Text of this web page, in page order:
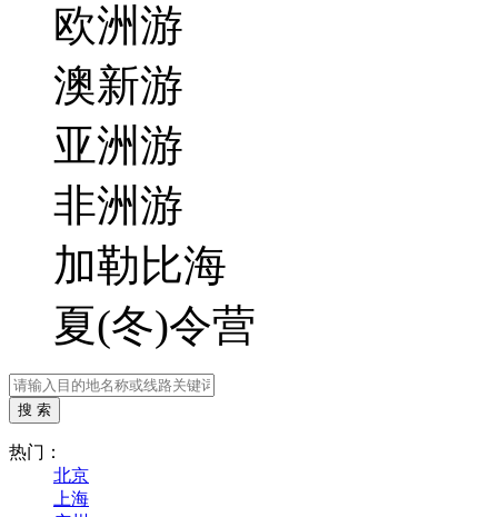
欧洲游
澳新游
亚洲游
非洲游
加勒比海
夏(冬)令营
热门：
北京
上海